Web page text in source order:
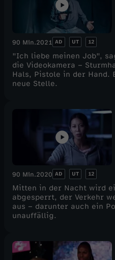
90 Min.2021 AD UT 12
"Ich liebe meinen Job",
die Videokamera –
Hals, Pistole in der Hand.
neue Stelle.
90 Min.2020 AD UT 12
Mitten in der Nacht wird
abgesperrt, der Verkehr
aus – darunter auch ein
unauffällig.